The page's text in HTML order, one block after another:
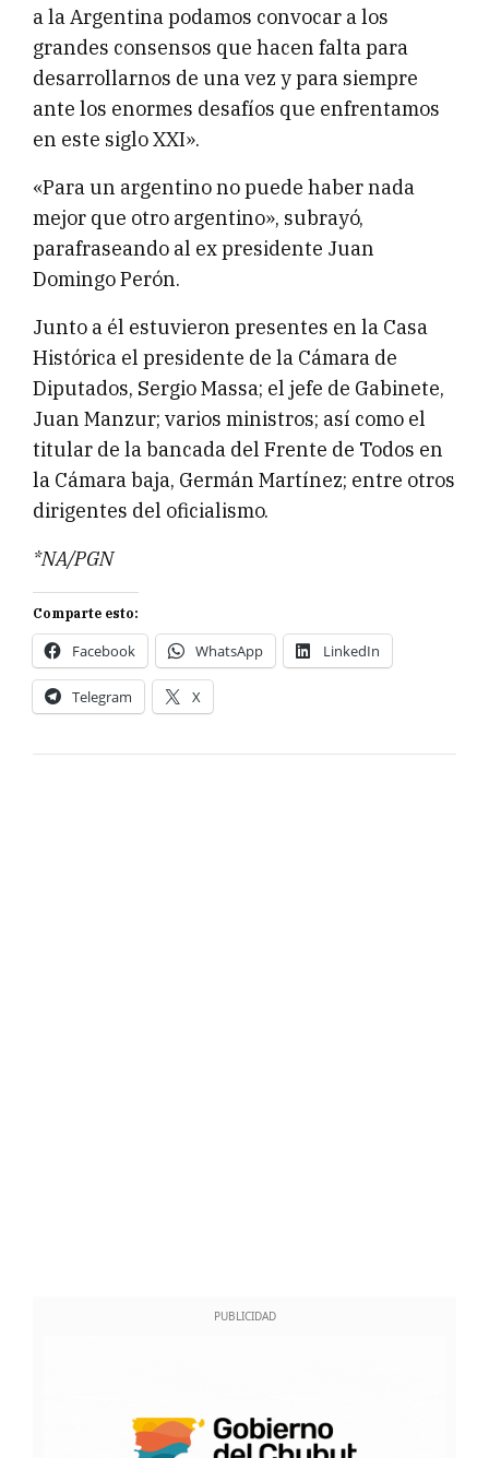
a la Argentina podamos convocar a los
grandes consensos que hacen falta para
desarrollarnos de una vez y para siempre
ante los enormes desafíos que enfrentamos
en este siglo XXI».
«Para un argentino no puede haber nada
mejor que otro argentino», subrayó,
parafraseando al ex presidente Juan
Domingo Perón.
Junto a él estuvieron presentes en la Casa
Histórica el presidente de la Cámara de
Diputados, Sergio Massa; el jefe de Gabinete,
Juan Manzur; varios ministros; así como el
titular de la bancada del Frente de Todos en
la Cámara baja, Germán Martínez; entre otros
dirigentes del oficialismo.
*NA/PGN
Comparte esto:
Facebook WhatsApp LinkedIn
Telegram X